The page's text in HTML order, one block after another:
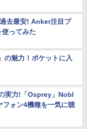
去最安! Anker注目プ
ってみた
の魅力！ポケットに入
実力!「Osprey」Nobl
ォン4機種を一気に聴